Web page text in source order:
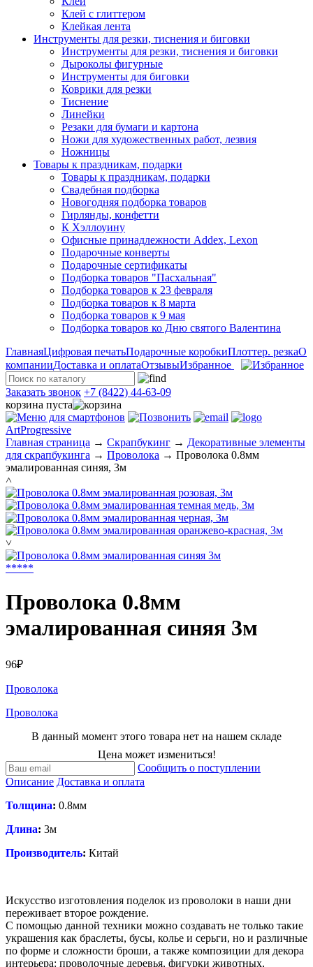
Клей с глиттером
Клейкая лента
Инструменты для резки, тиснения и биговки
Инструменты для резки, тиснения и биговки
Дыроколы фигурные
Инструменты для биговки
Коврики для резки
Тиснение
Линейки
Резаки для бумаги и картона
Ножи для художественных работ, лезвия
Ножницы
Товары к праздникам, подарки
Товары к праздникам, подарки
Свадебная подборка
Новогодняя подборка товаров
Гирлянды, конфетти
К Хэллоуину
Офисные принадлежности Addex, Lexon
Подарочные конверты
Подарочные сертификаты
Подборка товаров "Пасхальная"
Подборка товаров к 23 февраля
Подборка товаров к 8 марта
Подборка товаров к 9 мая
Подборка товаров ко Дню святого Валентина
ГлавнаяЦифровая печатьПодарочные коробкиПлоттер. резкаО
компанииДоставка и оплатаОтзывыИзбранное
Заказать звонок +7 (8422) 44-63-09
корзина пуста
ArtProgressive
Главная страница → Скрапбукинг → Декоративные элементы
для скрапбукинга → Проволока → Проволока 0.8мм
эмалированная синяя, 3м
˄
˅
*****
Проволока 0.8мм
эмалированная синяя 3м
96₽
Проволока
Проволока
В данный момент этого товара нет на нашем складе
Цена может измениться!
Сообщить о поступлении
Описание Доставка и оплата
Толщина: 0.8мм
Длина: 3м
Производитель: Китай
Искусство изготовления поделок из проволоки в наши дни
переживает второе рождение.
С помощью данной техники можно создавать не только такие
украшения как браслеты, бусы, колье и серьги, но и различные
по форме и сложности броши, а также композиции для декора
интерьера: проволочные деревья, фигурки животных,